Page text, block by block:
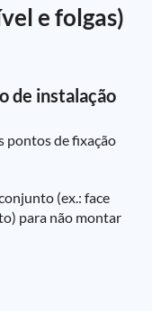
e folgas)
de instalação
pontos de fixação
(ex.: face
para não montar